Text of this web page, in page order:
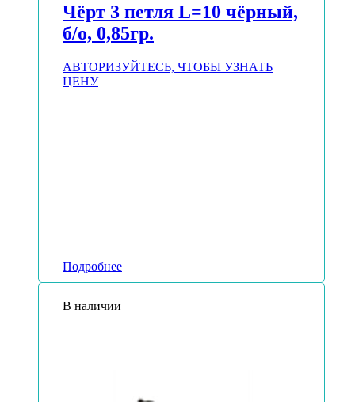
Чёрт 3 петля L=10 чёрный,
б/о, 0,85гр.
АВТОРИЗУЙТЕСЬ, ЧТОБЫ УЗНАТЬ
ЦЕНУ
Подробнее
В наличии